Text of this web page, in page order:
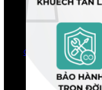
Chưa có
Quay trở lại cửa hàng